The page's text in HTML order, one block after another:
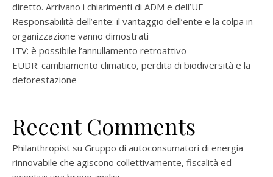
diretto. Arrivano i chiarimenti di ADM e dell’UE
Responsabilità dell’ente: il vantaggio dell’ente e la colpa in
organizzazione vanno dimostrati
ITV: è possibile l’annullamento retroattivo
EUDR: cambiamento climatico, perdita di biodiversità e la
deforestazione
Recent Comments
Philanthropist su Gruppo di autoconsumatori di energia
rinnovabile che agiscono collettivamente, fiscalità ed